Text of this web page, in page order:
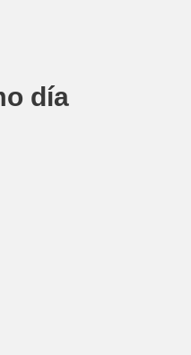
día